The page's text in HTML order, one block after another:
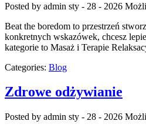
Posted by admin sty - 28 - 2026
Beat the boredom to przestrzeń
konkretnych wskazówek, chcesz
kategorie to Masaż i Terapie
Categories: Blog
Zdrowe odżywianie
Posted by admin sty - 28 - 2026